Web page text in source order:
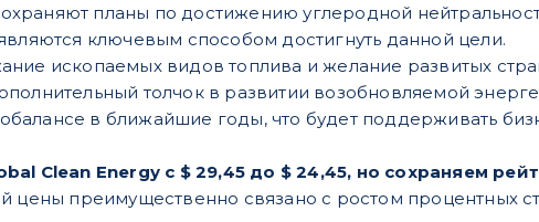
планы по достижению углеродной
ключевым способом достигнуть данной цели.
ископаемых видов топлива и желание развитых
толчок в развитии возобновляемой
в ближайшие годы, что будет поддерживать
Clean Energy с $ 29,45 до $ 24,45, но сохраняем
цены преимущественно связано с ростом процентных